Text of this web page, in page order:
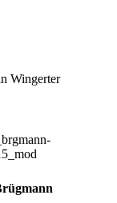
Wingerter